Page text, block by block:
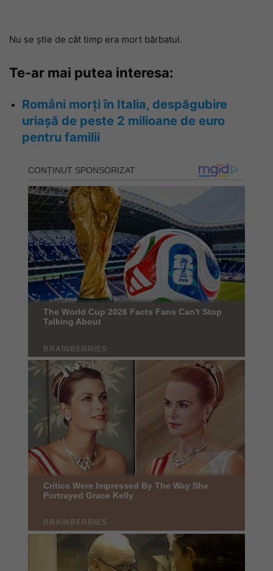
Nu se știe de cât timp era mort bărbatul.
Te-ar mai putea interesa:
Români morți în Italia, despăgubire
uriașă de peste 2 milioane de euro
pentru familii